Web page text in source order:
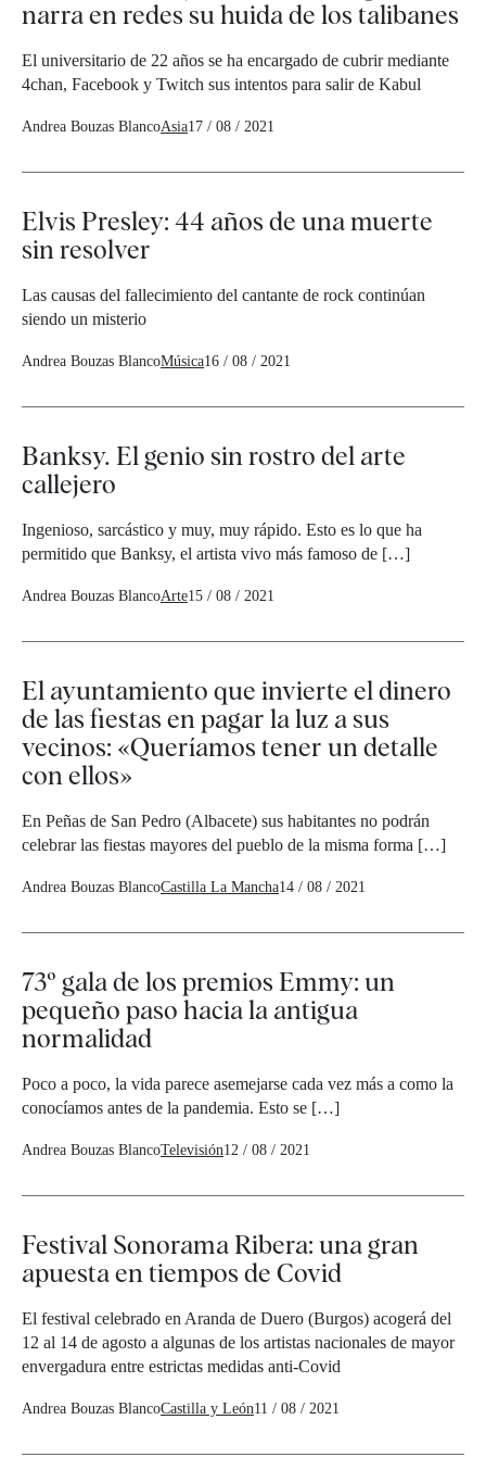
narra en redes su huida de los talibanes
El universitario de 22 años se ha encargado de cubrir mediante
4chan, Facebook y Twitch sus intentos para salir de Kabul
Andrea Bouzas BlancoAsia17 / 08 / 2021
Elvis Presley: 44 años de una muerte
sin resolver
Las causas del fallecimiento del cantante de rock continúan
siendo un misterio
Andrea Bouzas BlancoMúsica16 / 08 / 2021
Banksy. El genio sin rostro del arte
callejero
Ingenioso, sarcástico y muy, muy rápido. Esto es lo que ha
permitido que Banksy, el artista vivo más famoso de […]
Andrea Bouzas BlancoArte15 / 08 / 2021
El ayuntamiento que invierte el dinero
de las fiestas en pagar la luz a sus
vecinos: «Queríamos tener un detalle
con ellos»
En Peñas de San Pedro (Albacete) sus habitantes no podrán
celebrar las fiestas mayores del pueblo de la misma forma […]
Andrea Bouzas BlancoCastilla La Mancha14 / 08 / 2021
73º gala de los premios Emmy: un
pequeño paso hacia la antigua
normalidad
Poco a poco, la vida parece asemejarse cada vez más a como la
conocíamos antes de la pandemia. Esto se […]
Andrea Bouzas BlancoTelevisión12 / 08 / 2021
Festival Sonorama Ribera: una gran
apuesta en tiempos de Covid
El festival celebrado en Aranda de Duero (Burgos) acogerá del
12 al 14 de agosto a algunas de los artistas nacionales de mayor
envergadura entre estrictas medidas anti-Covid
Andrea Bouzas BlancoCastilla y León11 / 08 / 2021